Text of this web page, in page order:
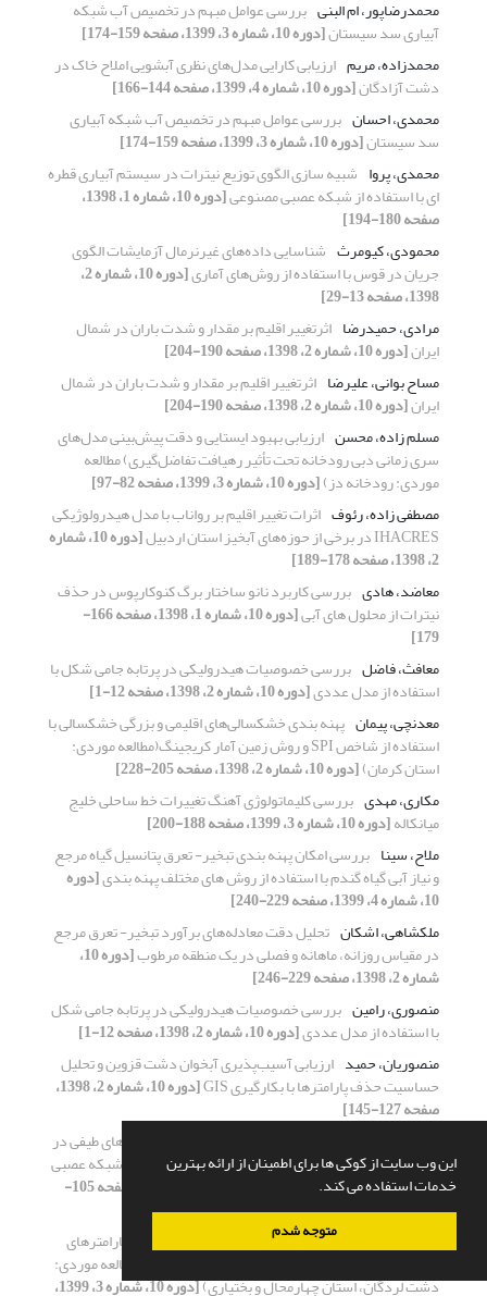
این وب سایت از کوکی ها برای اطمینان از ارائه بهترین
خدمات استفاده می کند.
متوجه شدم
محمدرضاپور، ام البنی بررسی عوامل مبهم در تخصیص آب شبکه
آبیاری سد سیستان[دوره 10، شماره 3، 1399، صفحه 159-174]
محمدزاده، مریم ارزیابی کارایی مدل‌های نظری آبشویی املاح خاک در
دشت آزادگان[دوره 10، شماره 4، 1399، صفحه 144-166]
محمدی، احسان بررسی عوامل مبهم در تخصیص آب شبکه آبیاری
سد سیستان[دوره 10، شماره 3، 1399، صفحه 159-174]
محمدی، پروا شبیه سازی الگوی توزیع نیترات در سیستم آبیاری قطره
ای با استفاده از شبکه عصبی مصنوعی [دوره 10، شماره 1، 1398،
صفحه 180-194]
محمودی، کیومرث شناسایی داده‌های غیرنرمال آزمایشات الگوی
جریان در قوس با استفاده از روش‌های آماری [دوره 10، شماره 2،
1398، صفحه 13-29]
مرادی، حمیدرضا اثرتغییر اقلیم بر مقدار و شدت باران در شمال
ایران[دوره 10، شماره 2، 1398، صفحه 190-204]
مساح بوانی، علیرضا اثرتغییر اقلیم بر مقدار و شدت باران در شمال
ایران[دوره 10، شماره 2، 1398، صفحه 190-204]
مسلم زاده، محسن ارزیابی بهبود ایستایی و دقت پیش‌بینی مدل‌های
سری زمانی دبی رودخانه تحت تأثیر رهیافت تفاضل‌گیری) مطالعه
موردی: رودخانه دز)[دوره 10، شماره 3، 1399، صفحه 82-97]
مصطفی زاده، رئوف اثرات تغییر اقلیم بر رواناب با مدل هیدرولوژیکی
IHACRES در برخی از حوزه‌های آبخیز استان اردبیل [دوره 10، شماره
2، 1398، صفحه 178-189]
معاضد، هادی بررسی کاربرد نانو ساختار برگ کنوکارپوس در حذف
نیترات از محلول های آبی [دوره 10، شماره 1، 1398، صفحه 166-
179]
معافث، فاضل بررسی خصوصیات هیدرولیکی در پرتابه جامی شکل با
استفاده از مدل عددی[دوره 10، شماره 2، 1398، صفحه 12-1]
معدنچی، پیمان پهنه بندی خشکسالی‌های اقلیمی و بزرگی خشکسالی با
استفاده از شاخص SPI و روش زمین آمار کریجینگ(مطالعه موردی:
استان کرمان)[دوره 10، شماره 2، 1398، صفحه 205-228]
مکاری، مهدی بررسی کلیماتولوژی آهنگ تغییرات خط ساحلی خلیج
میانکاله[دوره 10، شماره 3، 1399، صفحه 188-200]
ملاح، سینا بررسی امکان پهنه بندی تبخیر- تعرق پتانسیل گیاه مرجع
و نیاز آبی گیاه گندم با استفاده از روش های مختلف پهنه بندی[دوره
10، شماره 4، 1399، صفحه 229-240]
ملکشاهی، اشکان تحلیل دقت معادله‌های برآورد تبخیر- تعرق مرجع
در مقیاس روزانه، ماهانه و فصلی در یک منطقه مرطوب [دوره 10،
شماره 2، 1398، صفحه 229-246]
منصوری، رامین بررسی خصوصیات هیدرولیکی در پرتابه جامی شکل
با استفاده از مدل عددی[دوره 10، شماره 2، 1398، صفحه 12-1]
منصوریان، حمید ارزیابی آسیب‌پذیری آبخوان دشت قزوین و تحلیل
حساسیت حذف پارامترها با بکارگیری GIS [دوره 10، شماره 2، 1398،
صفحه 127-145]
بررسی تاثیر شاخص خیسی و داده های طیفی در
براورد درصد ذرات خاک با استفاده از مدل های نروفازی،شبکه عصبی
مصنوعی و رگرسیون درختی [دوره 10، شماره 2، 1398، صفحه 105-
126]
موسوی، عبدالرضا بررسی روند تغییرات زمانی و مکانی پارامترهای
کیفیت آب زیرزمینی با استفاده از روش‌های زمین آمار (مطالعه موردی:
دشت لردگان، استان چهارمحال و بختیاری) [دوره 10، شماره 3، 1399،